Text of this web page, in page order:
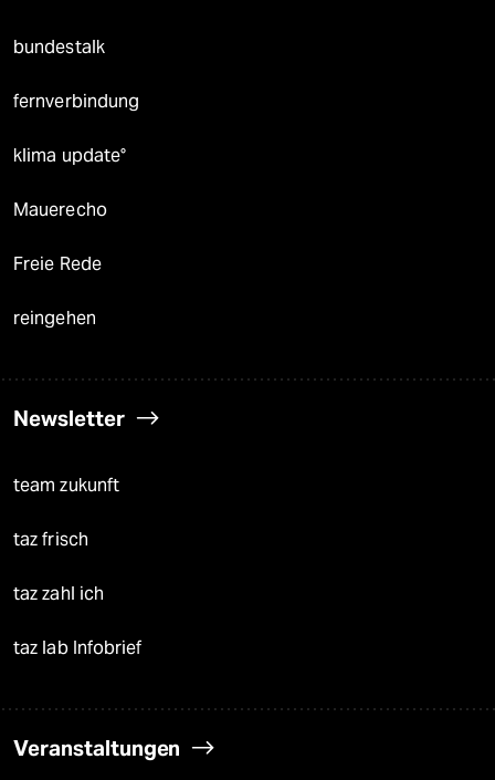
bundestalk
fernverbindung
klima update°
Mauerecho
Freie Rede
reingehen
Newsletter
team zukunft
taz frisch
taz zahl ich
taz lab Infobrief
Veranstaltungen